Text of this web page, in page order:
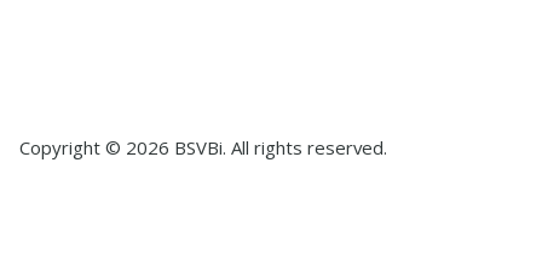
Copyright © 2026 BSVBi. All rights reserved.